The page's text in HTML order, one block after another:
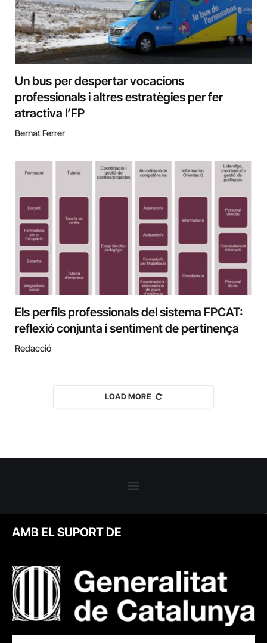
Un bus per despertar vocacions
professionals i altres estratègies per fer
atractiva l’FP
Bernat Ferrer
Els perfils professionals del sistema FPCAT:
reflexió conjunta i sentiment de pertinença
Redacció
LOAD MORE
AMB EL SUPORT DE